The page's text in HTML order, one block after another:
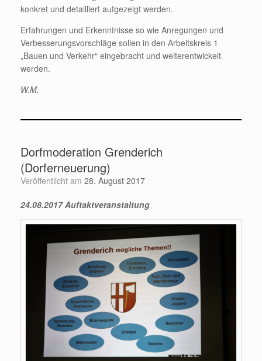
konkret und detailliert aufgezeigt werden.
Erfahrungen und Erkenntnisse so wie Anregungen und
Verbesserungsvorschläge sollen in den Arbeitskreis 1
„Bauen und Verkehr“ eingebracht und weiterentwickelt
werden.
W.M.
Dorfmoderation Grenderich
(Dorferneuerung)
Veröffentlicht am 28. August 2017
24.08.2017 Auftaktveranstaltung